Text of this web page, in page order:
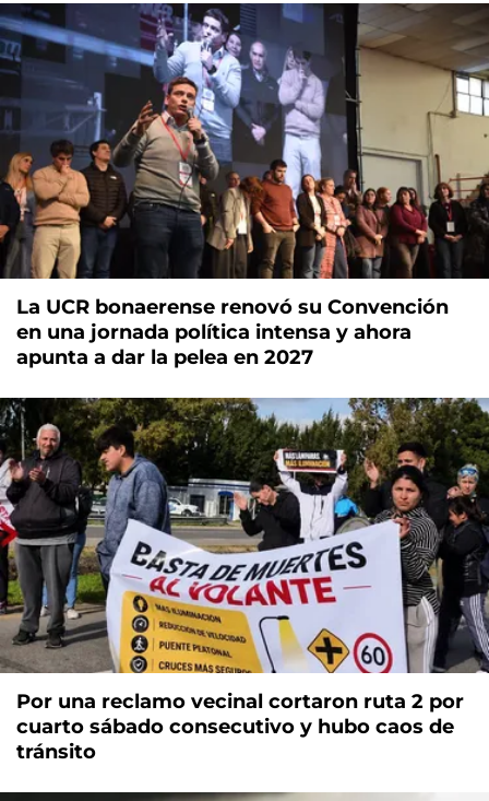
La UCR bonaerense renovó su Convención
en una jornada política intensa y ahora
apunta a dar la pelea en 2027
Por una reclamo vecinal cortaron ruta 2 por
cuarto sábado consecutivo y hubo caos de
tránsito